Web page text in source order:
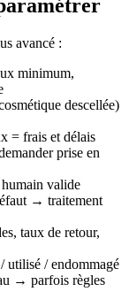
avancé :
minimum,
descellée)
= frais et délais
prise en
valide
→ traitement
taux de retour,
utilisé / endommagé
→ parfois règles